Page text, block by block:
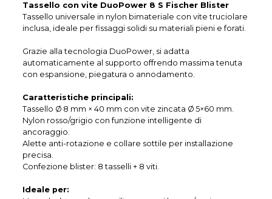
Tassello con vite DuoPower 8 S Fischer Blister
Tassello universale in nylon bimateriale con vite truciolare
inclusa, ideale per fissaggi solidi su materiali pieni e forati.
Grazie alla tecnologia DuoPower, si adatta
automaticamente al supporto offrendo massima tenuta
con espansione, piegatura o annodamento.
Caratteristiche principali:
Tassello Ø 8 mm × 40 mm con vite zincata Ø 5×60 mm.
Nylon rosso/grigio con funzione intelligente di
ancoraggio.
Alette anti-rotazione e collare sottile per installazione
precisa.
Confezione blister: 8 tasselli + 8 viti.
Ideale per: